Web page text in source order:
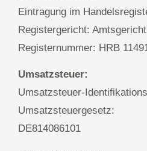
Eintragung im
Registergericht:
Registernummer: HRB
Umsatzsteuer:
Umsatzsteuer-
Umsatzsteuergesetz:
DE814086101